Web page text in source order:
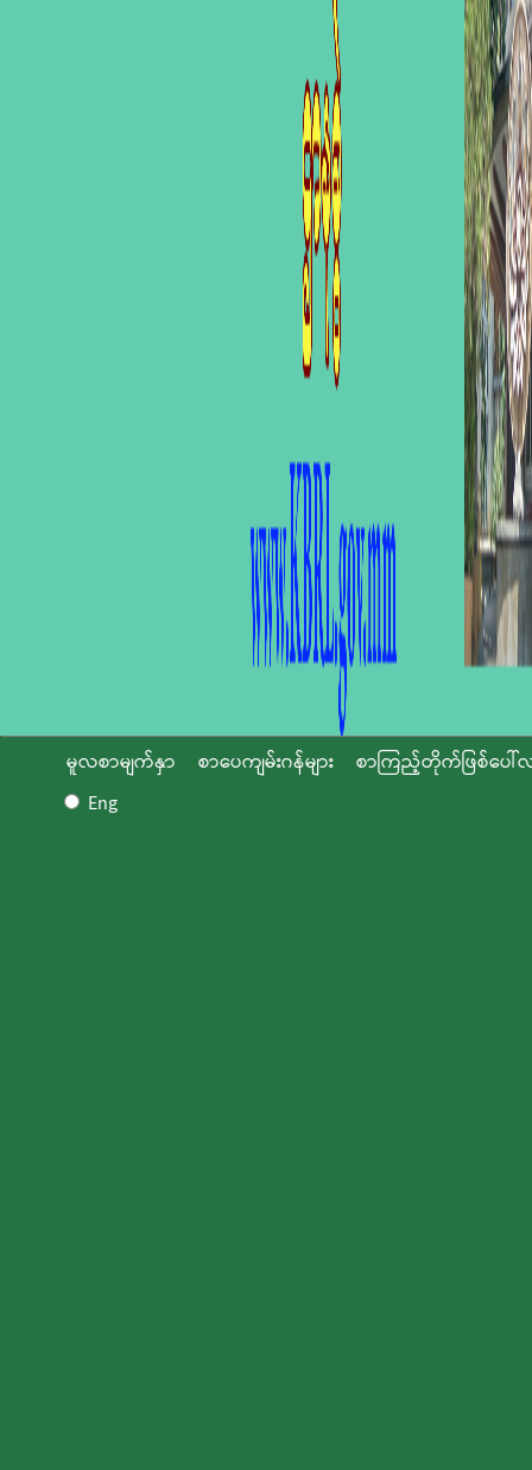
မူလစာမျက်နှာ စာပေကျမ်းဂန်များ
စာကြည့်တိုက်ဖြစ်ပေါ်
Eng